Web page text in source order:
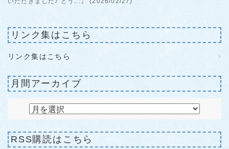
リンク集はこちら
リンク集はこちら
月間アーカイブ
RSS購読はこちら